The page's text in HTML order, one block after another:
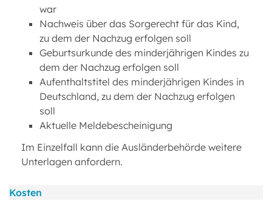
war
Nachweis über das Sorgerecht für das Kind,
zu dem der Nachzug erfolgen soll
Geburtsurkunde des minderjährigen Kindes zu
dem der Nachzug erfolgen soll
Aufenthaltstitel des minderjährigen Kindes in
Deutschland, zu dem der Nachzug erfolgen
soll
Aktuelle Meldebescheinigung
Im Einzelfall kann die Ausländerbehörde weitere
Unterlagen anfordern.
Kosten